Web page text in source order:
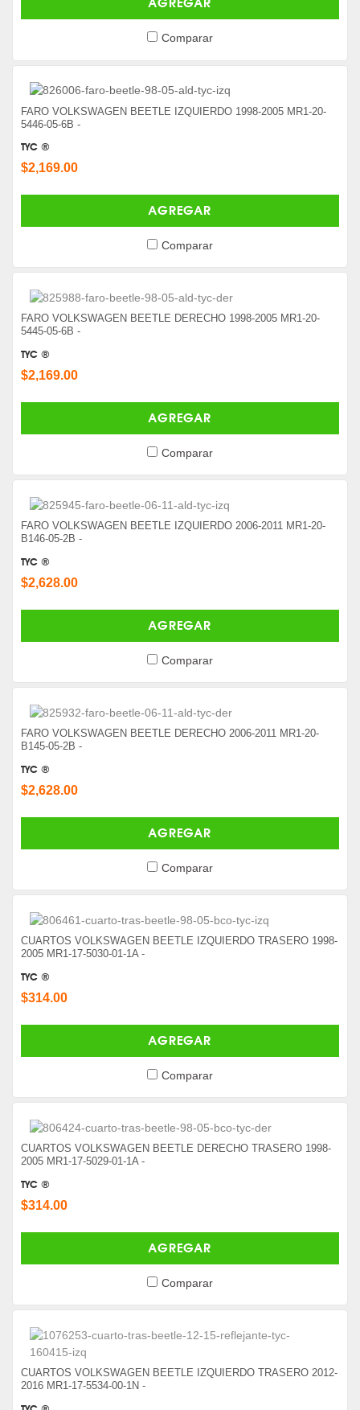
Comparar
FARO VOLKSWAGEN BEETLE IZQUIERDO 1998-2005 MR1-20-
5446-05-6B -
TYC ®
$2,169.00
AGREGAR
Comparar
FARO VOLKSWAGEN BEETLE DERECHO 1998-2005 MR1-20-
5445-05-6B -
TYC ®
$2,169.00
AGREGAR
Comparar
FARO VOLKSWAGEN BEETLE IZQUIERDO 2006-2011 MR1-20-
B146-05-2B -
TYC ®
$2,628.00
AGREGAR
Comparar
FARO VOLKSWAGEN BEETLE DERECHO 2006-2011 MR1-20-
B145-05-2B -
TYC ®
$2,628.00
AGREGAR
Comparar
CUARTOS VOLKSWAGEN BEETLE IZQUIERDO TRASERO 1998-
2005 MR1-17-5030-01-1A -
TYC ®
$314.00
AGREGAR
Comparar
CUARTOS VOLKSWAGEN BEETLE DERECHO TRASERO 1998-
2005 MR1-17-5029-01-1A -
TYC ®
$314.00
AGREGAR
Comparar
CUARTOS VOLKSWAGEN BEETLE IZQUIERDO TRASERO 2012-
2016 MR1-17-5534-00-1N -